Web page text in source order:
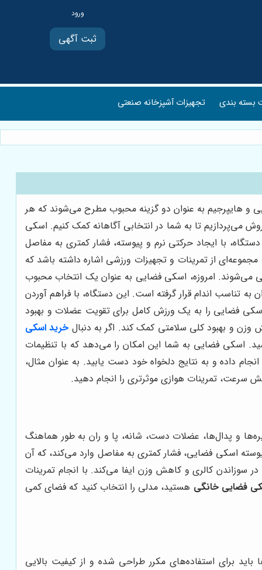
ثبت آگهی
بندی تجهیزات آشپزخانه صنعتی
و هایپرجیم به عنوان دو گزینه محبوب مطرح می‌شوند که هر
می‌پردازیم تا به شما در انتخابی آگاهانه کمک کنیم. اسکی
با ایجاد حرکتی نرم و پیوسته، فشار کمتری به مفاصل
مجموعه‌ای از تمرینات و تجهیزات ورزشی اشاره داشته باشد که
می‌شوند. امروزه، اسکی فضایی به عنوان یک انتخاب محبوب
به تناسب اندام قرار گرفته است. این دستگاه، با فراهم آوردن
اسکی فضایی را به یک ورزش کامل برای تقویت عضلات و بهبود
و بهبود کلی سلامتی کمک کند. اگر به دنبال خرید اسکی
اسکی فضایی به شما این امکان را می‌دهد که با تنظیمات
داده و به نتایج دلخواه خود دست یابید. به عنوان مثال،
سرعت، تمرینات هوازی موثرتری را انجام دهید.
و پدال‌ها، عضلات دست، شانه، پا و ران به طور هماهنگ
اسکی فضایی، فشار کمتری به مفاصل وارد می‌کند، که آن
سوزاندن کالری و کاهش وزن ایفا می‌کند. با انجام تمرینات
فضایی خانگی هستید، مدلی را انتخاب کنید که فضای کمی
برای استفاده‌های مکرر طراحی شده و از کیفیت بالایی